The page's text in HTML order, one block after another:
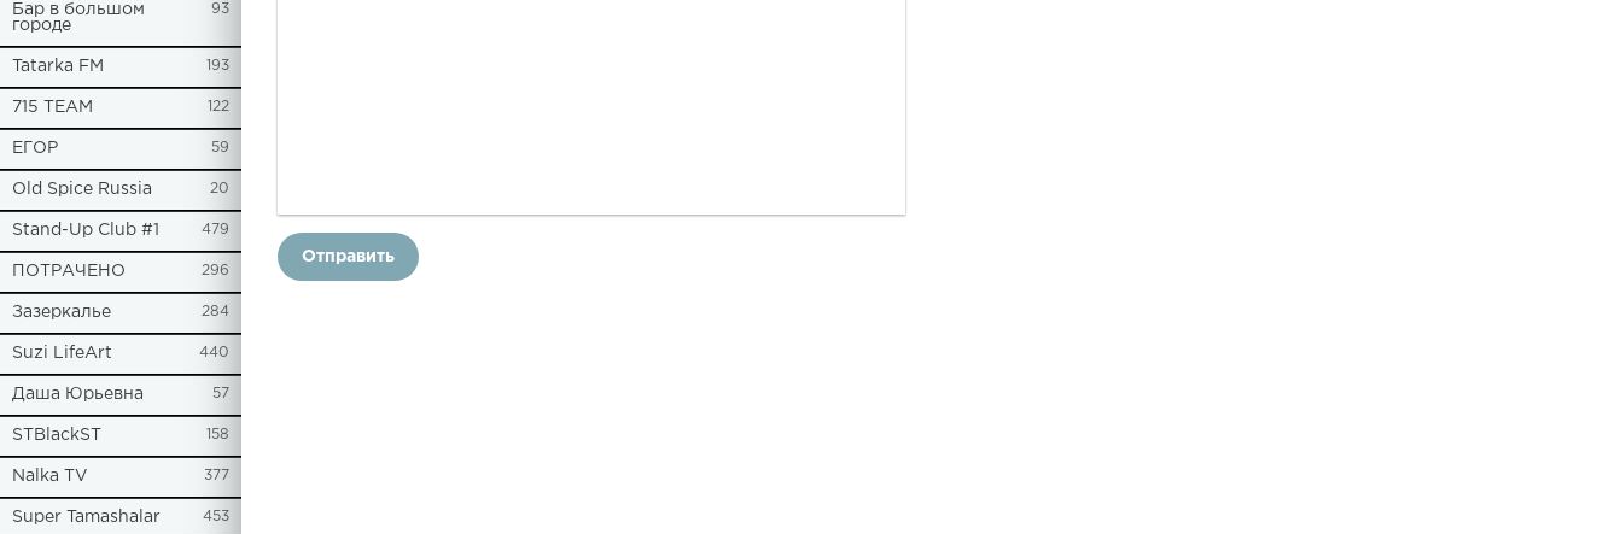
Бар в большом
городе
93
Tatarka FM 193
715 TEAM 122
ЕГОР 59
Old Spice Russia 20
Stand-Up Club #1 479
ПОТРАЧЕНО 296
Зазеркалье 284
Suzi LifeArt 440
Даша Юрьевна 57
STBlackST 158
Nalka TV 377
Super Tamashalar 453
Отправить